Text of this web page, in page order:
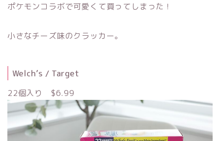
ポケモンコラボで可愛くて買ってしまった！
小さなチーズ味のクラッカー。
Welch’s / Target
22個入り $6.99